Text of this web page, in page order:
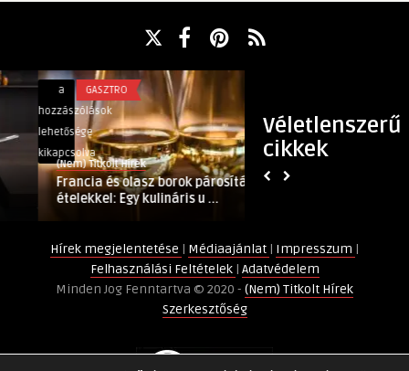
Véletlenszerű
cikkek
Francia
és
olasz
borok
párosítása
ételekkel:
utazás
bejegyzéshez
a
hozzászólások
lehetősége
kikapcsolva
GASZTRO
(Nem) Titkolt Hírek
Francia és olasz borok párosítása
ételekkel: Egy kulináris u ...
berendezések
javítása
bejegyzéshez
lehetősége
kikapcsolva
Hírek megjelentetése | Médiaajánlat | Impresszum |
Felhasználási Feltételek | Adatvédelem
Minden Jog Fenntartva © 2020 - (Nem) Titkolt Hírek
Szerkesztőség